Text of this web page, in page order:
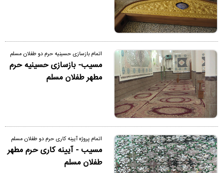
اتمام بازسازی حسینیه حرم دو طفلان مسلم
مسیب- بازسازی حسینیه حرم
مطهر طفلان مسلم
اتمام پروژه آیینه کاری حرم دو طفلان مسلم
مسیب - آیینه کاری حرم مطهر
طفلان مسلم